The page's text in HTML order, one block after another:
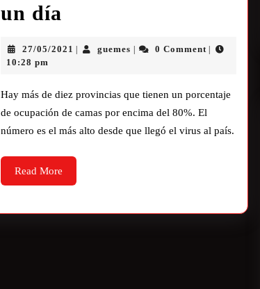
un día
27/05/2021 guemes 0 Comment
10:28 pm
Hay más de diez provincias que tienen un porcentaje
de ocupación de camas por encima del 80%. El
número es el más alto desde que llegó el virus al país.
Read More